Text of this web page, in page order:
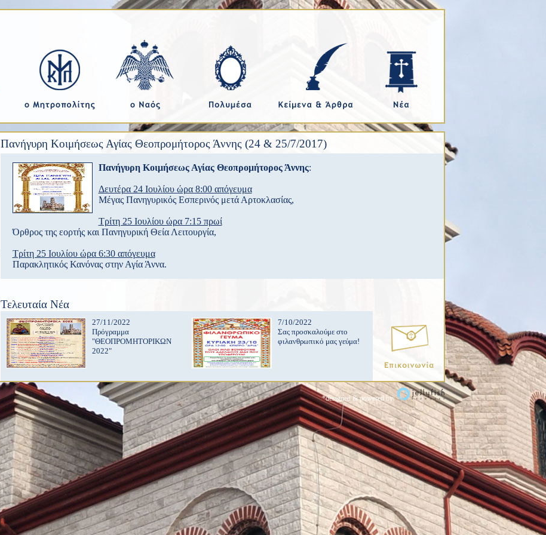
Πανήγυρη Κοιμήσεως Αγίας Θεοπρομήτορος Άννης (24 & 25/7/2017)
Πανήγυρη Κοιμήσεως Αγίας Θεοπρομήτορος Άννης:
Δευτέρα 24 Ιουλίου ώρα 8:00 απόγευμα
Μέγας Πανηγυρικός Εσπερινός μετά Αρτοκλασίας,
Τρίτη 25 Ιουλίου ώρα 7:15 πρωί
Όρθρος της εορτής και Πανηγυρική Θεία Λειτουργία,
Τρίτη 25 Ιουλίου ώρα 6:30 απόγευμα
Παρακλητικός Κανόνας στην Αγία Άννα.
Τελευταία Νέα
27/11/2022
Πρόγραμμα
"ΘΕΟΠΡΟΜΗΤΟΡΙΚΩΝ
2022"
7/10/2022
Σας προσκαλούμε στο
φιλανθρωπικό μας γεύμα!
*designed & powered by: